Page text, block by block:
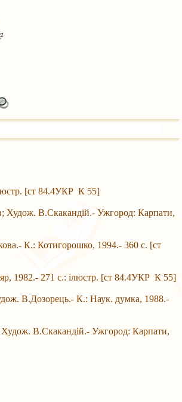
[ст 84.4УКР К 55]
Худож. В.Скакандій.- Ужгород: Карпати,
К.: Котигорошко, 1994.- 360 с. [ст
1982.- 271 с.: ілюстр. [ст 84.4УКР К 55]
В.Дозорець.- К.: Наук. думка, 1988.-
В.Скакандій.- Ужгород: Карпати,